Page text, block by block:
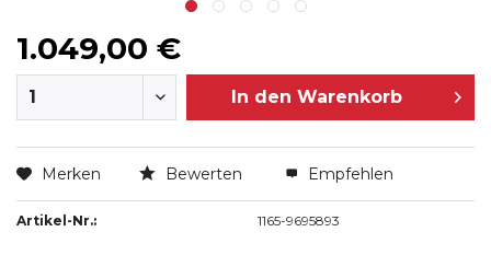
1.049,00 €
In den Warenkorb
Merken Bewerten Empfehlen
Artikel-Nr.: 1165-9695893